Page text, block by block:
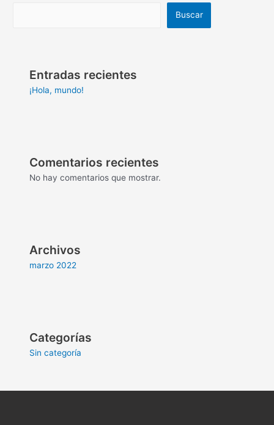
Buscar
Entradas recientes
¡Hola, mundo!
Comentarios recientes
No hay comentarios que mostrar.
Archivos
marzo 2022
Categorías
Sin categoría